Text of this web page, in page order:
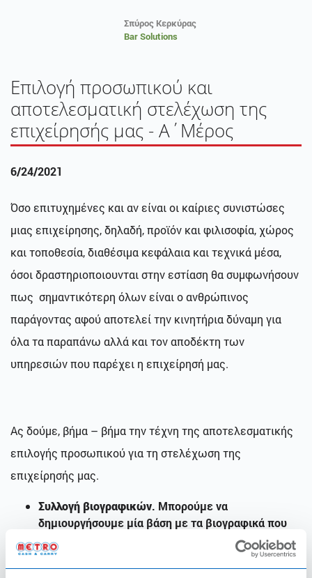
Σπύρος Κερκύρας
Bar Solutions
Επιλογή προσωπικού και
αποτελεσματική στελέχωση της
επιχείρησής μας - A΄Μέρος
6/24/2021
Όσο επιτυχημένες και αν είναι οι καίριες συνιστώσες
μιας επιχείρησης, δηλαδή, προϊόν και φιλισοφία, χώρος
και τοποθεσία, διαθέσιμα κεφάλαια και τεχνικά μέσα,
όσοι δραστηριοποιουνται στην εστίαση θα συμφωνήσουν
πως σημαντικότερη όλων είναι ο ανθρώπινος
παράγοντας αφού αποτελεί την κινητήρια δύναμη για
όλα τα παραπάνω αλλά και τον αποδέκτη των
υπηρεσιών που παρέχει η επιχείρησή μας.
Ας δούμε, βήμα – βήμα την τέχνη της αποτελεσματικής
επιλογής προσωπικού για τη στελέχωση της
επιχείρησής μας.
Συλλογή βιογραφικών. Μπορούμε να
δημιουργήσουμε μία βάση με τα βιογραφικά που
συγκεντρώσαμε, από αγγελίες και καταχωρήσεις
σε τύπο και μέσα κοινωνικής δικτύωσης,
πλατφόρμες εύρεσης εργασίας και όσα